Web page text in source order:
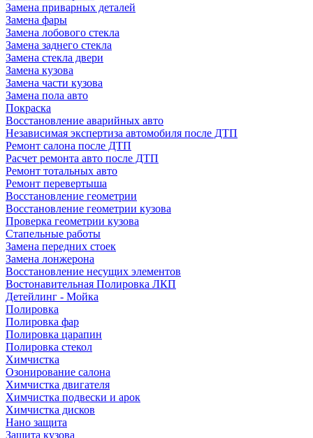
Замена приварных деталей
Замена фары
Замена лобового стекла
Замена заднего стекла
Замена стекла двери
Замена кузова
Замена части кузова
Замена пола авто
Покраска
Восстановление аварийных авто
Независимая экспертиза автомобиля после ДТП
Ремонт салона после ДТП
Расчет ремонта авто после ДТП
Ремонт тотальных авто
Ремонт перевертыша
Восстановление геометрии
Восстановление геометрии кузова
Проверка геометрии кузова
Стапельные работы
Замена передних стоек
Замена лонжерона
Восстановление несущих элементов
Востонавительная Полировка ЛКП
Детейлинг - Мойка
Полировка
Полировка фар
Полировка царапин
Полировка стекол
Химчистка
Озонирование салона
Химчистка двигателя
Химчистка подвески и арок
Химчистка дисков
Нано защита
Защита кузова